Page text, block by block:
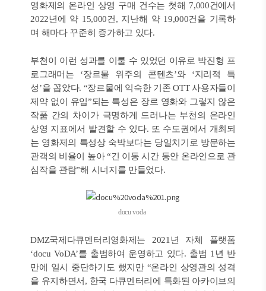
영화제의 온라인 상영 구매 건수는 첫해 7,000건에서
2022년에 약 15,000건, 지난해 약 19,000건을 기록하
며 해마다 꾸준히 증가하고 있다.
부천이 이런 성과를 이룰 수 있었던 이유로 박진형 프
로그래머는 ‘장르물 위주의 콘텐츠’와 ‘지리적 특
성’을 꼽았다. “장르물에 익숙한 기존 OTT 사용자들이
제약 없이 유입”되는 특성은 장르 영화와 그렇지 않은
작품 간의 차이가 극명하게 드러나는 부천의 온라인
상영 지표에서 발견할 수 있다. 또 수도권에서 개최되
는 영화제의 특성상 숙박보다는 당일치기로 방문하는
관객의 비율이 높아 “긴 이동 시간 동안 온라인으로 관
심작을 관람”해 시너지를 만들었다.
docu voda
DMZ국제다큐멘터리영화제는 2021년 자체 플랫폼
‘docu VoDA’를 출범하여 운영하고 있다. 출범 1년 반
만에 일시 중단하기도 했지만 “온라인 상영관의 성격
을 유지하면서, 한국 다큐멘터리에 특화된 아카이브의